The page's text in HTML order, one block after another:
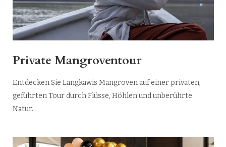
Private Mangroventour
Entdecken Sie Langkawis Mangroven auf einer privaten,
geführten Tour durch Flüsse, Höhlen und unberührte
Natur.